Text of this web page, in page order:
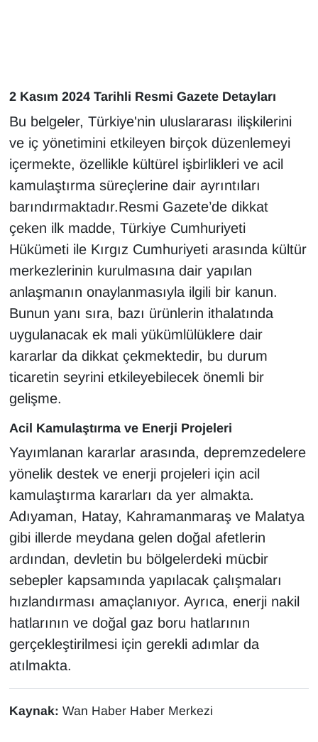
2 Kasım 2024 Tarihli Resmi Gazete Detayları
Bu belgeler, Türkiye'nin uluslararası ilişkilerini
ve iç yönetimini etkileyen birçok düzenlemeyi
içermekte, özellikle kültürel işbirlikleri ve acil
kamulaştırma süreçlerine dair ayrıntıları
barındırmaktadır.Resmi Gazete’de dikkat
çeken ilk madde, Türkiye Cumhuriyeti
Hükümeti ile Kırgız Cumhuriyeti arasında kültür
merkezlerinin kurulmasına dair yapılan
anlaşmanın onaylanmasıyla ilgili bir kanun.
Bunun yanı sıra, bazı ürünlerin ithalatında
uygulanacak ek mali yükümlülüklere dair
kararlar da dikkat çekmektedir, bu durum
ticaretin seyrini etkileyebilecek önemli bir
gelişme.
Acil Kamulaştırma ve Enerji Projeleri
Yayımlanan kararlar arasında, depremzedelere
yönelik destek ve enerji projeleri için acil
kamulaştırma kararları da yer almakta.
Adıyaman, Hatay, Kahramanmaraş ve Malatya
gibi illerde meydana gelen doğal afetlerin
ardından, devletin bu bölgelerdeki mücbir
sebepler kapsamında yapılacak çalışmaları
hızlandırması amaçlanıyor. Ayrıca, enerji nakil
hatlarının ve doğal gaz boru hatlarının
gerçekleştirilmesi için gerekli adımlar da
atılmakta.
Kaynak: Wan Haber Haber Merkezi
Kadın
Kamu Alımları
Kim Kimdir?
Kültür & Sanat
KURDÎ
MAGAZİN
MEDYA
ONE EKONOMİ
POLİTİKA
RÖPORTAJ
SAĞLIK
Seri İlan
Sinema - TV
SİYASET
SPOR